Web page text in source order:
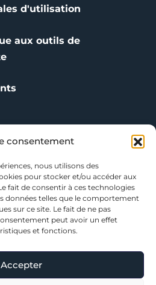
consentement
nous utilisons des
pour stocker et/ou accéder aux
fait de consentir à ces technologies
données telles que le comportement
sur ce site. Le fait de ne pas
peut avoir un effet
et fonctions.
Accepter
d'utilisation
aux outils de